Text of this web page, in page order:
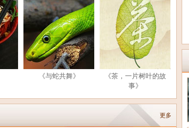
《与蛇共舞》
《茶，一片树叶的故
事》
更多